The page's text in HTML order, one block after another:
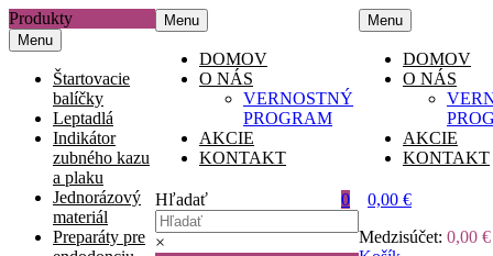
Produkty
Menu
Štartovacie
balíčky
Leptadlá
Indikátor
zubného kazu
a plaku
Jednorázový
materiál
Preparáty pre
Menu
DOMOV
O NÁS
VERNOSTNÝ
PROGRAM
AKCIE
KONTAKT
Hľadať
×
Menu
DOMOV
O NÁS
AKCIE
KONTAKT
0 0,00 €
Medzisúčet: 0,00 €